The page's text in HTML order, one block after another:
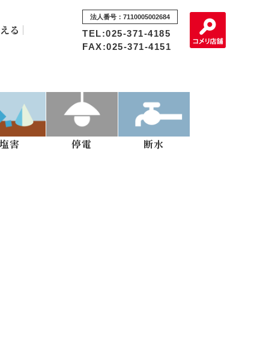
法人番号：7110005002684
TEL:025-371-4185
FAX:025-371-4151
る
塩害 停電 断水